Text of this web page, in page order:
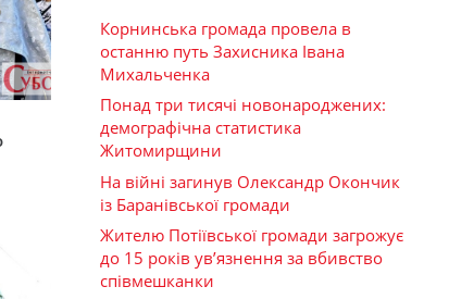
Корнинська громада провела в
останню путь Захисника Івана
Михальченка
Понад три тисячі новонароджених:
демографічна статистика
Житомирщини
На війні загинув Олександр Окончик
із Баранівської громади
Жителю Потіївської громади загрожує
до 15 років ув’язнення за вбивство
співмешканки